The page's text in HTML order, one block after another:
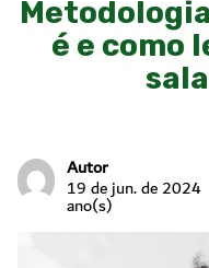
é e como
Autor
19 de jun. de 2024
ano(s)